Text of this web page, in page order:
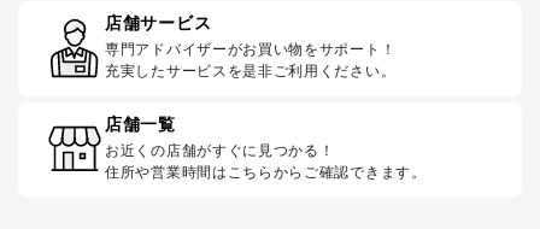
店舗サービス
専門アドバイザーがお買い物をサポート！
充実したサービスを是非ご利用ください。
店舗一覧
お近くの店舗がすぐに見つかる！
住所や営業時間はこちらからご確認できます。